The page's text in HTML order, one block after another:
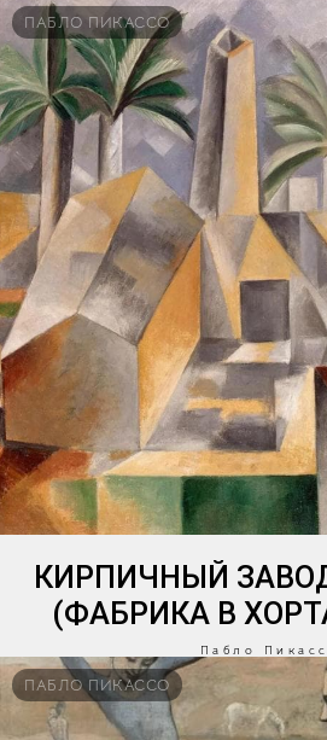
ПАБЛО ПИКАССО
КИРПИЧНЫЙ
(ФАБРИКА В
Пабло
ПАБЛО ПИКАССО